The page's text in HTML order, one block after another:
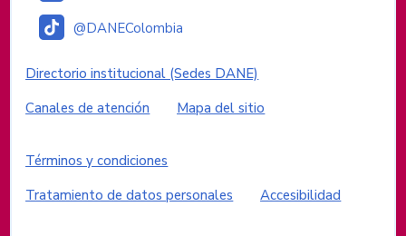
@DANEColombia
Enlaces institucionales
Directorio institucional (Sedes DANE)
Canales de atención
Mapa del sitio
Enlaces del sitio
Términos y condiciones
Tratamiento de datos personales
Accesibilidad